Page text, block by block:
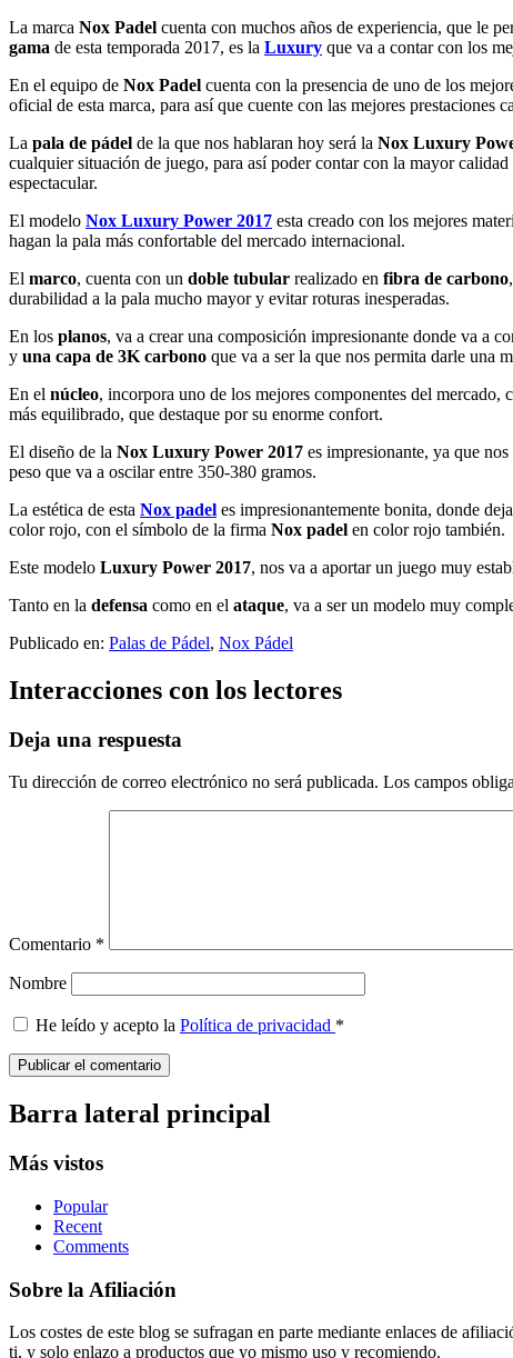
La marca Nox Padel cuenta con muchos años de experiencia, que le
gama de esta temporada 2017, es la Luxury que va a contar con los
En el equipo de Nox Padel cuenta con la presencia de uno de los
oficial de esta marca, para así que cuente con las mejores prestaciones
La pala de pádel de la que nos hablaran hoy será la Nox Luxury
cualquier situación de juego, para así poder contar con la mayor
espectacular.
El modelo Nox Luxury Power 2017 esta creado con los mejores
hagan la pala más confortable del mercado internacional.
El marco, cuenta con un doble tubular realizado en fibra de carbono
durabilidad a la pala mucho mayor y evitar roturas inesperadas.
En los planos, va a crear una composición impresionante donde va a
y una capa de 3K carbono que va a ser la que nos permita darle una
En el núcleo, incorpora uno de los mejores componentes del mercado,
más equilibrado, que destaque por su enorme confort.
El diseño de la Nox Luxury Power 2017 es impresionante, ya que
peso que va a oscilar entre 350-380 gramos.
La estética de esta Nox padel es impresionantemente bonita, donde
color rojo, con el símbolo de la firma Nox padel en color rojo también.
Este modelo Luxury Power 2017, nos va a aportar un juego muy
Tanto en la defensa como en el ataque, va a ser un modelo muy
Publicado en: Palas de Pádel, Nox Pádel
Interacciones con los lectores
Deja una respuesta
Tu dirección de correo electrónico no será publicada. Los campos
Comentario *
Nombre
He leído y acepto la Política de privacidad *
Barra lateral principal
Más vistos
Popular
Recent
Comments
Sobre la Afiliación
Los costes de este blog se sufragan en parte mediante enlaces de
ti, y solo enlazo a productos que yo mismo uso y recomiendo.